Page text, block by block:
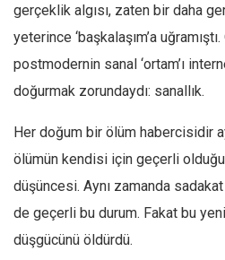
gerçeklik algısı, zaten bir daha
yeterince ‘başkalaşım’a
postmodernin sanal ‘ortam’ı
doğurmak zorundaydı: sanallık.
Her doğum bir ölüm habercisidir
ölümün kendisi için geçerli
düşüncesi. Aynı zamanda
de geçerli bu durum. Fakat bu
düşgücünü öldürdü.